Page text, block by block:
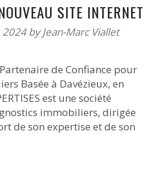
SITE INTERNET
2024 byJean-Marc Viallet
Partenaire de Confiance pour
Basée à Davézieux, en
est une société
immobiliers, dirigée
de son expertise et de son